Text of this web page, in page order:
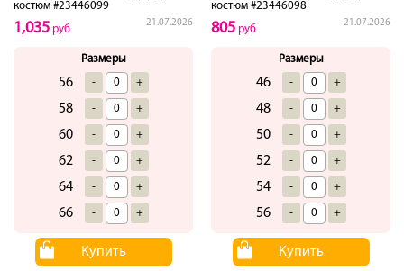
костюм #23446099
21.07.2026
1,035 руб
Размеры
56 - +
58 - +
60 - +
62 - +
64 - +
66 - +
Купить
костюм #23446098
21.07.2026
805 руб
Размеры
46 - +
48 - +
50 - +
52 - +
54 - +
56 - +
Купить